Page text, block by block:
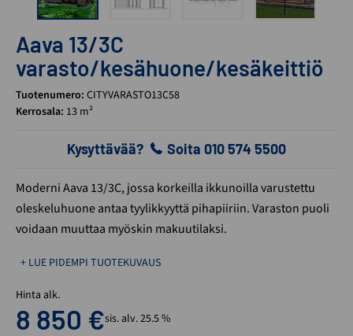
Aava 13/3C
varasto/kesähuone/kesäkeittiö
Tuotenumero: CITYVARASTO13C58
Kerrosala: 13 m²
Kysyttävää? Soita 010 574 5500
Moderni Aava 13/3C, jossa korkeilla ikkunoilla varustettu
oleskeluhuone antaa tyylikkyyttä pihapiiriin. Varaston puoli
voidaan muuttaa myöskin makuutilaksi.
+ LUE PIDEMPI TUOTEKUVAUS
Hinta alk.
8 850 €sis. alv. 25.5 %